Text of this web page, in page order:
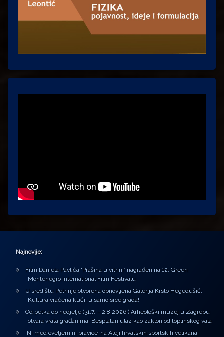
Najnovije:
Film Daniela Pavlića ‘Prašina u vitrini’ nagrađen na 12. Green
Montenegro International Film Festivalu
U središtu Petrinje otvorena obnovljena Galerija Krsto Hegedušić:
Kultura vraćena kući, u samo srce grada!
Od petka do nedjelje (31.7. – 2.8.2026.) Arheološki muzej u Zagrebu
otvara vrata građanima: Besplatan ulaz kao zaklon od toplinskog vala
‘Ni med cvetjem ni pravice’ na Aleji hrvatskih sportskih velikana